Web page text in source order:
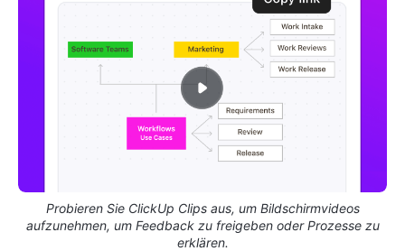
Probieren Sie ClickUp Clips aus, um Bildschirmvideos
aufzunehmen, um Feedback zu freigeben oder Prozesse zu
erklären.